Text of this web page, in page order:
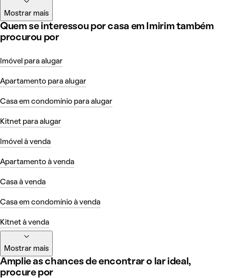
Mostrar mais
Quem se interessou por casa em Imirim também
procurou por
Imóvel para alugar
Apartamento para alugar
Casa em condomínio para alugar
Kitnet para alugar
Imóvel à venda
Apartamento à venda
Casa à venda
Casa em condomínio à venda
Kitnet à venda
Mostrar mais
Amplie as chances de encontrar o lar ideal,
procure por